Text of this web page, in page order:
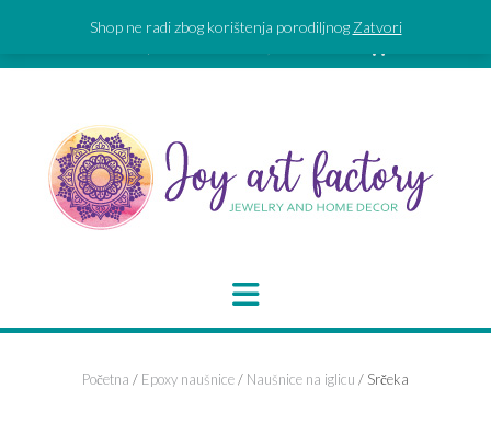
Shop ne radi zbog korištenja porodiljnog Zatvori
Početna / Epoxy naušnice/ Naušnice na iglicu / Srčeka